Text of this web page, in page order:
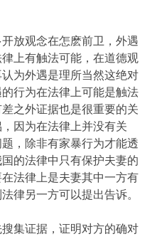
放观念在怎麽前卫，外遇
上有触法可能，在道德观
为外遇是理所当然这绝对
行为在法律上可能是触法
之外证据也是很重要的关
因为在法律上并没有关
，除非有家暴行为才能透
的法律中只有保护夫妻的
法律上是夫妻其中一方有
律另一方可以提出告诉。
集证据，证明对方的确对